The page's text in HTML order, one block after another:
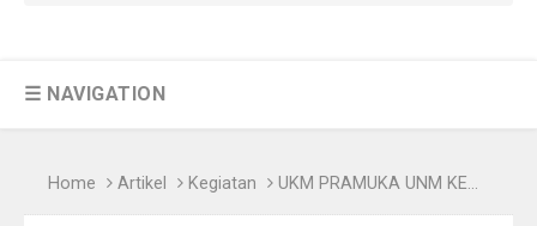
☰ NAVIGATION
Home Artikel Kegiatan UKM PRAMUKA UNM KEMBALI GELAR KMD GOLONGAN PENEGAK TAHUN 2021